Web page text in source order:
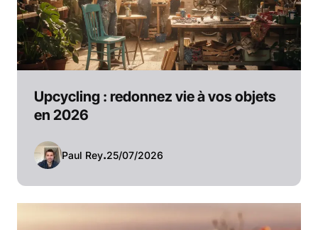
Upcycling : redonnez vie à vos objets
en 2026
Paul Rey.25/07/2026